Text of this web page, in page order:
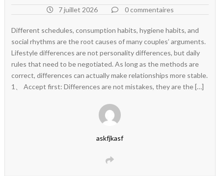
7 juillet 2026 0 commentaires
Different schedules, consumption habits, hygiene habits, and
social rhythms are the root causes of many couples’ arguments.
Lifestyle differences are not personality differences, but daily
rules that need to be negotiated. As long as the methods are
correct, differences can actually make relationships more stable.
1、 Accept first: Differences are not mistakes, they are the […]
askfjkasf